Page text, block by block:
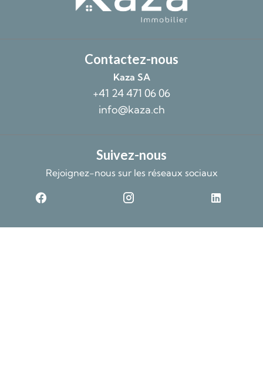
Contactez-nous
Kaza SA
+41 24 471 06 06
info@kaza.ch
Suivez-nous
Rejoignez-nous sur les réseaux sociaux